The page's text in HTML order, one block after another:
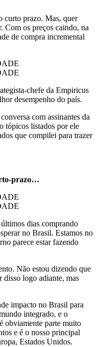
curto prazo. Mas, quer
Com os preços caindo, na
de compra incremental
chefe da Empiricus
desempenho do país.
com assinantes da
tópicos listados por ele
que compilei para trazer
prazo…
dias comprando
no Brasil. Estamos no
parece estar fazendo
Não estou dizendo que
disso logo adiante, mas
impacto no Brasil para
integrado, e o
obviamente parte muito
e é o nosso principal
Estados Unidos.